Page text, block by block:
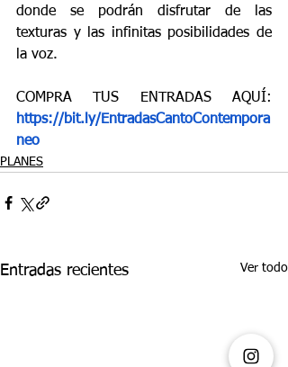
donde se podrán disfrutar de las
texturas y las infinitas posibilidades de
la voz.
COMPRA TUS ENTRADAS AQUÍ:
https://bit.ly/EntradasCantoContempora
neo
PLANES
Entradas recientes Ver todo